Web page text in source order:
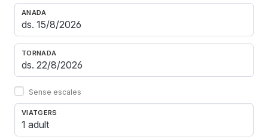
ANADA
TORNADA
Sense escales
VIATGERS
1 adult